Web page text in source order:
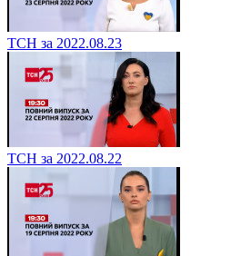
ТСН за 2022.08.23
ТСН за 2022.08.22